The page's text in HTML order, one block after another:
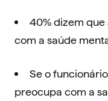
40% dizem
com a saúde
Se o
preocupa com a